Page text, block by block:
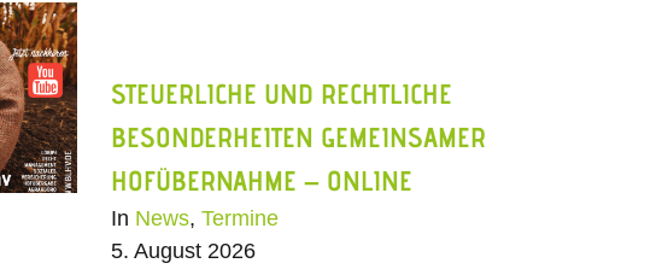
STEUERLICHE UND RECHTLICHE
BESONDERHEITEN GEMEINSAMER
HOFÜBERNAHME – ONLINE
In News, Termine
5. August 2026